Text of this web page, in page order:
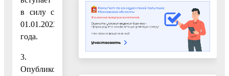
в силу с
01.01.2023
года.
3.
Опубликовать